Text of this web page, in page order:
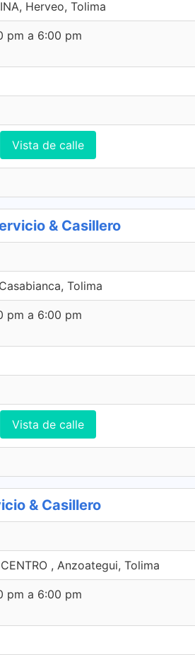
Herveo, Tolima
pm a 6:00 pm
Vista de calle
& Casillero
Tolima
pm a 6:00 pm
Vista de calle
& Casillero
, Anzoategui, Tolima
pm a 6:00 pm